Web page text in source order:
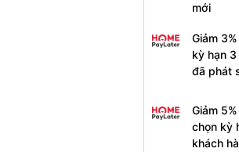
mới
Giảm
kỳ hạn
đã phát
Giảm
chọn kỳ
khách